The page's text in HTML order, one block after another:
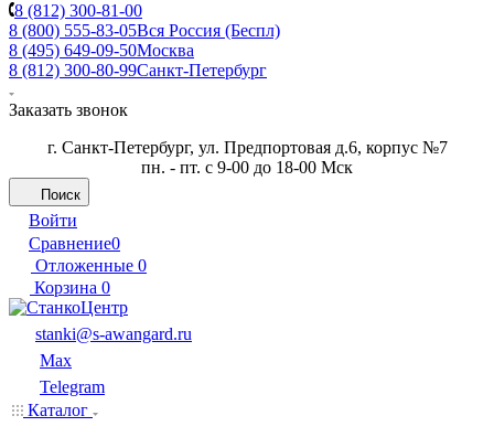
8 (812) 300-81-00
8 (800) 555-83-05Вся Россия (Беспл)
8 (495) 649-09-50Москва
8 (812) 300-80-99Санкт-Петербург
Заказать звонок
г. Санкт-Петербург, ул. Предпортовая д.6, корпус №7
пн. - пт. с 9-00 до 18-00 Мск
Поиск
Войти
Сравнение0
Отложенные 0
Корзина 0
stanki@s-awangard.ru
Max
Telegram
Каталог